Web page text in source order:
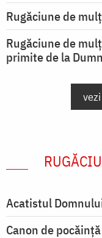
Rugăciune de
Rugăciune de
primite de la
Acatistul
Canon de